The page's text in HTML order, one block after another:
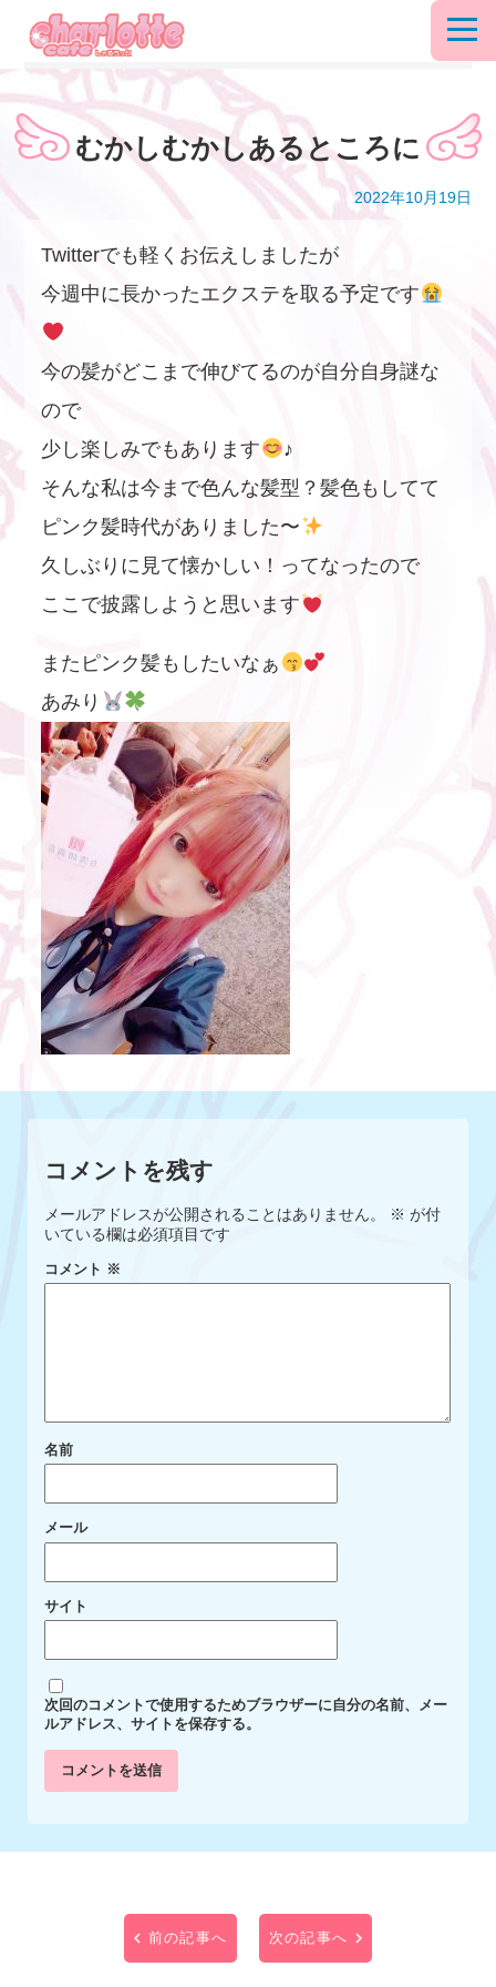
むかしむかしあるところに
2022年10月19日
Twitterでも軽くお伝えしましたが
今週中に長かったエクステを取る予定です
今の髪がどこまで伸びてるのが自分自身謎な
ので
少し楽しみでもあります
♪
そんな私は今まで色んな髪型？髪色もしてて
ピンク髪時代がありました〜
久しぶりに見て懐かしい！ってなったので
ここで披露しようと思います
またピンク髪もしたいなぁ
あみり
コメントを残す
メールアドレスが公開されることはありません。 ※ が付
いている欄は必須項目です
コメント ※
名前
メール
サイト
次回のコメントで使用するためブラウザーに自分の名前、メー
ルアドレス、サイトを保存する。
前の記事へ 次の記事へ